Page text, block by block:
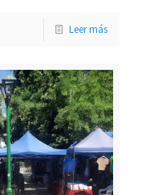
Leer más